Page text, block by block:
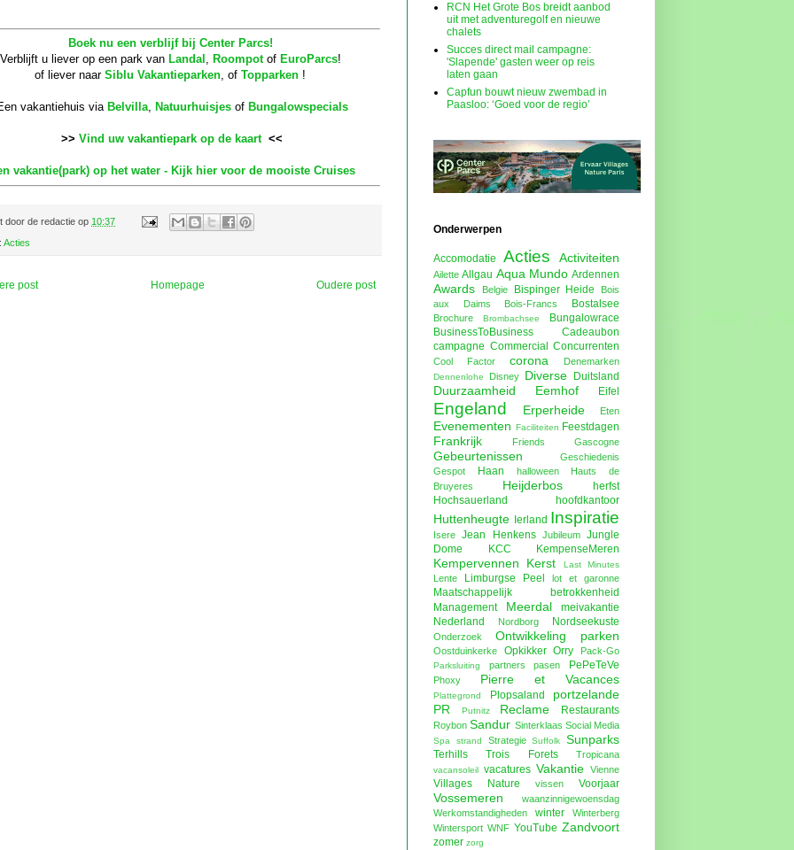
Boek nu een verblijf bij Center Parcs!
Verblijft u liever op een park van Landal , Roompotof EuroParcs!
of liever naar Siblu Vakantieparken, of Topparken !
vakantiehuis via Belvilla, Natuurhuisjesof Bungalowspecials
>> Vind uw vakantiepark op de kaart<<
vakantie(park) op het water - Kijk hier voor de mooiste Cruises
door de redactie op 10:37
Acties
post Oudere post
Homepage
RCN Het Grote Bos breidt aanbod
uit met adventuregolf en nieuwe
chalets
Succes direct mail campagne:
'Slapende' gasten weer op reis
laten gaan
Capfun bouwt nieuw zwembad in
Paasloo: ‘Goed voor de regio’
Onderwerpen
Accomodatie Acties Activiteiten
Ailette Allgau Aqua Mundo Ardennen
Awards Belgie Bispinger Heide
Bois
aux Daims
Bois-Francs Bostalsee
Brochure Brombachsee
Bungalowrace
BusinessToBusiness
Cadeaubon
campagne Commercial Concurrenten
Cool Factor corona Denemarken
Dennenlohe Disney Diverse Duitsland
Duurzaamheid Eemhof Eifel
Engeland Erperheide Eten
Evenementen Faciliteiten Feestdagen
Frankrijk Friends Gascogne
Gebeurtenissen
Geschiedenis
Gespot
Haan halloween
Hauts de
Bruyeres
Heijderbos
herfst
Hochsauerland
hoofdkantoor
Huttenheugte Ierland Inspiratie
Isere Jean Henkens Jubileum
Jungle
Dome
KCC KempenseMeren
Kempervennen Kerst Last Minutes
Lente Limburgse Peel lot et garonne
Maatschappelijk betrokkenheid
Management
Meerdal
meivakantie
Nederland
Nordborg Nordseekuste
Onderzoek Ontwikkeling parken
Oostduinkerke Opkikker Orry Pack-Go
Parksluiting partners pasen PePeTeVe
Phoxy Pierre et Vacances
Plattegrond Plopsaland
portzelande
PR
Putnitz Reclame Restaurants
Roybon Sandur Sinterklaas Social Media
Spa strand Strategie Suffolk Sunparks
Terhills Trois Forets Tropicana
vacansoleil vacatures Vakantie Vienne
Villages Nature vissen Voorjaar
Vossemeren
waanzinnigewoensdag
Werkomstandigheden
winter
Winterberg
Wintersport WNF YouTube Zandvoort
zomer zorg